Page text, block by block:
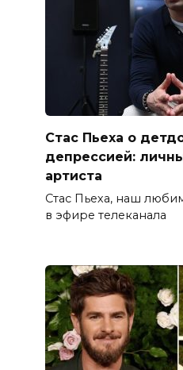
Стас Пьеха о
депрессией:
артиста
Стас Пьеха, наш
в эфире телеканала